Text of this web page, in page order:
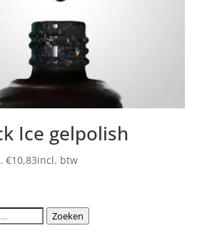
Ice gelpolish
€10,83incl. btw
Zoeken